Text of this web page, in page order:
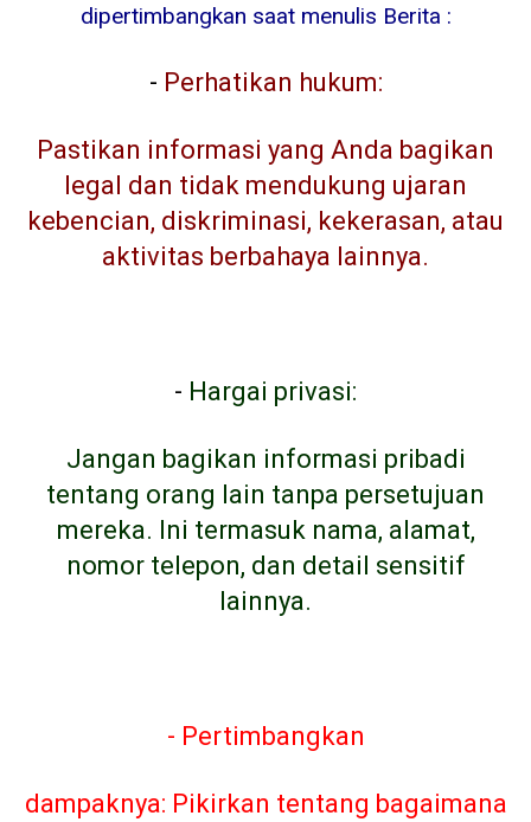
dipertimbangkan saat menulis Berita :
- Perhatikan hukum:
Pastikan informasi yang Anda bagikan
legal dan tidak mendukung ujaran
kebencian, diskriminasi, kekerasan, atau
aktivitas berbahaya lainnya.
- Hargai privasi:
Jangan bagikan informasi pribadi
tentang orang lain tanpa persetujuan
mereka. Ini termasuk nama, alamat,
nomor telepon, dan detail sensitif
lainnya.
- Pertimbangkan
dampaknya: Pikirkan tentang bagaimana